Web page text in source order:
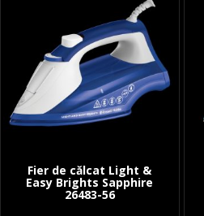
Fier de călcat Light &
Easy Brights Sapphire
26483-56